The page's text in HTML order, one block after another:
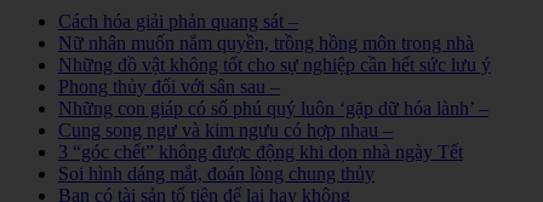
Cách hóa giải phản quang sát –
Nữ nhân muốn nắm quyền, trồng hồng môn trong nhà
Những đồ vật không tốt cho sự nghiệp cần hết sức lưu ý
Phong thủy đối với sân sau –
Những con giáp có số phú quý luôn ‘gặp dữ hóa lành’ –
Cung song ngư và kim ngưu có hợp nhau –
3 “góc chết” không được động khi dọn nhà ngày Tết
Soi hình dáng mắt, đoán lòng chung thủy
Bạn có tài sản tổ tiên để lại hay không